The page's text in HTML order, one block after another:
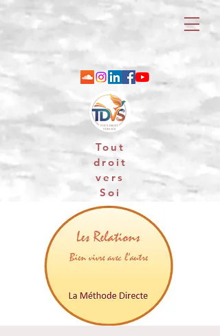
06 88 25 79 74 / email : contact
Tout
droit
vers
Soi